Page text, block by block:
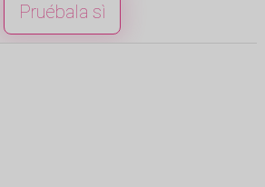
Pruébala sì